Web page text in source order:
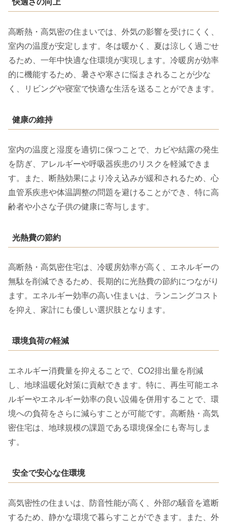
快適さの向上
高断熱・高気密の住まいでは、外気の影響を受けにくく、
室内の温度が安定します。冬は暖かく、夏は涼しく過ごせ
るため、一年中快適な住環境が実現します。冷暖房が効率
的に機能するため、暑さや寒さに悩まされることが少な
く、リビングや寝室で快適な生活を送ることができます。
健康の維持
室内の温度と湿度を適切に保つことで、カビや結露の発生
を防ぎ、アレルギーや呼吸器疾患のリスクを軽減できま
す。また、断熱効果により冷え込みが緩和されるため、心
血管系疾患や体温調整の問題を避けることができ、特に高
齢者や小さな子供の健康に寄与します。
光熱費の節約
高断熱・高気密住宅は、冷暖房効率が高く、エネルギーの
無駄を削減できるため、長期的に光熱費の節約につながり
ます。エネルギー効率の高い住まいは、ランニングコスト
を抑え、家計にも優しい選択肢となります。
環境負荷の軽減
エネルギー消費量を抑えることで、CO2排出量を削減
し、地球温暖化対策に貢献できます。特に、再生可能エネ
ルギーやエネルギー効率の良い設備を併用することで、環
境への負荷をさらに減らすことが可能です。高断熱・高気
密住宅は、地球規模の課題である環境保全にも寄与しま
す。
安全で安心な住環境
高気密性の住まいは、防音性能が高く、外部の騒音を遮断
するため、静かな環境で暮らすことができます。また、外